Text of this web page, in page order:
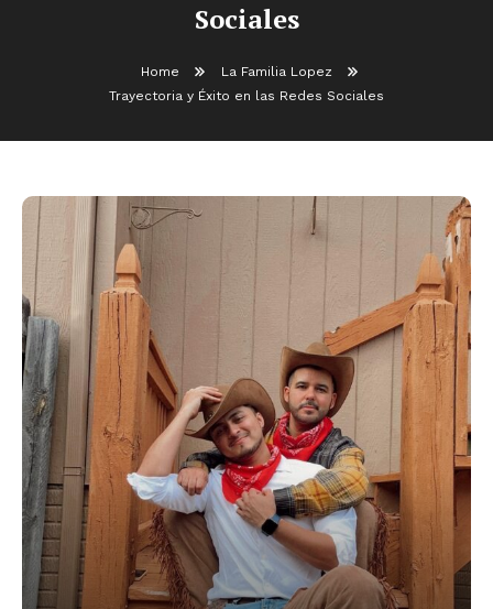
Sociales
Home
La Familia Lopez
Trayectoria y Éxito en las Redes Sociales